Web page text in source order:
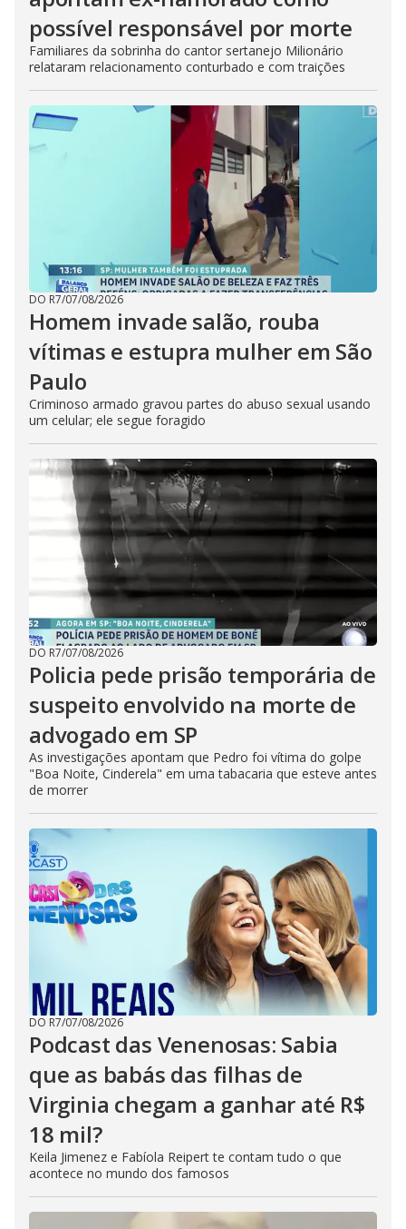
possível responsável por morte
Familiares da sobrinha do cantor sertanejo Milionário
relataram relacionamento conturbado e com traições
DO R7/07/08/2026
Homem invade salão, rouba
vítimas e estupra mulher em São
Paulo
Criminoso armado gravou partes do abuso sexual usando
um celular; ele segue foragido
DO R7/07/08/2026
Policia pede prisão temporária de
suspeito envolvido na morte de
advogado em SP
As investigações apontam que Pedro foi vítima do golpe
"Boa Noite, Cinderela" em uma tabacaria que esteve antes
de morrer
DO R7/07/08/2026
Podcast das Venenosas: Sabia
que as babás das filhas de
Virginia chegam a ganhar até R$
18 mil?
Keila Jimenez e Fabíola Reipert te contam tudo o que
acontece no mundo dos famosos